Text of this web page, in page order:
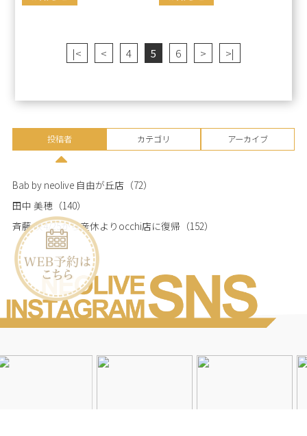
|< < 4 5 6 > >|
投稿者 カテゴリ アーカイブ
Bab by neolive 自由が丘店 （72）
田中 美穂（140）
斉藤 咲4/25から産休よりocchi店に復帰 （152）